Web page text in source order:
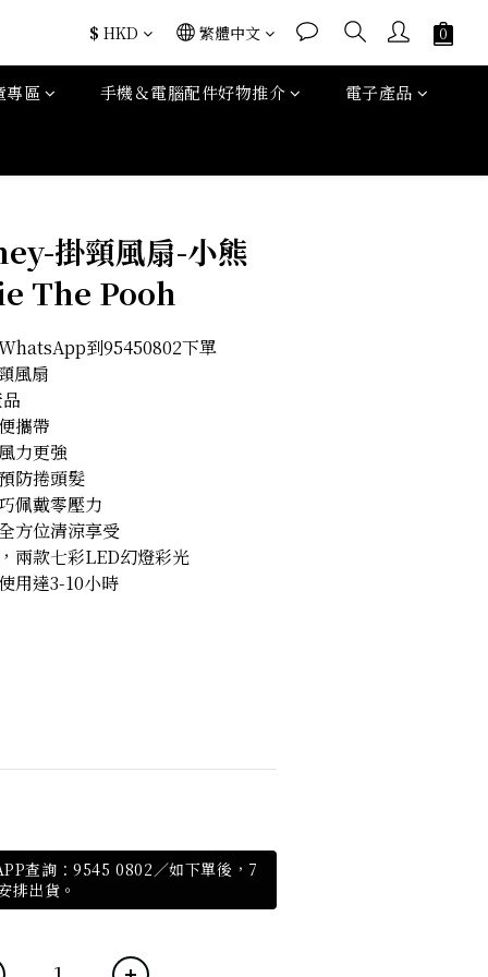
$ HKD 繁體中文
專區 手機＆電腦配件好物推介 電子產品
掛頸風扇-小熊
The Pooh
到95450802下單
風扇
攜帶
力更強
防捲頭髮
佩戴零壓力
方位清涼享受
兩款七彩LED幻燈彩光
用達3-10小時
查詢：9545 0802／如下單後，7
排出貨。